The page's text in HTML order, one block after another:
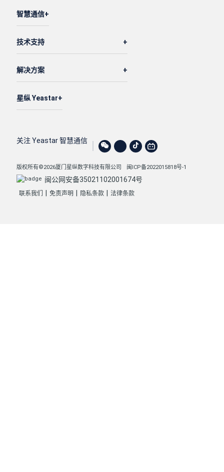
智慧通信
技术支持
解决方案
星纵 Yeastar
关注 Yeastar 智慧通信
版权所有©2026厦门星纵数字科技有限公司 闽ICP备2022015818号-1
闽公网安备35021102001674号
联系我们 免责声明 隐私条款 法律条款